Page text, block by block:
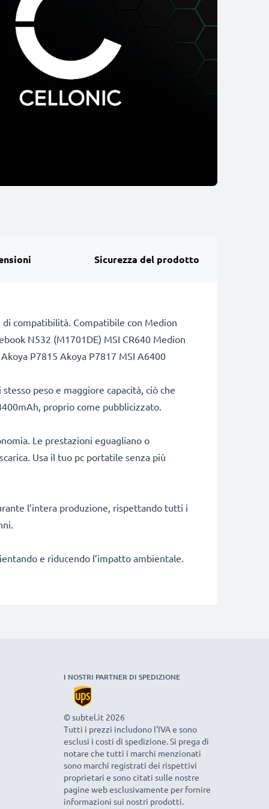
Sicurezza del prodotto
compatibilità. Compatibile con Medion
N532 (M1701DE) MSI CR640 Medion
P7815 Akoya P7817 MSI A6400
peso e maggiore capacità, ciò che
proprio come pubblicizzato.
Le prestazioni eguagliano o
Usa il tuo pc portatile senza più
l’intera produzione, rispettando tutti i
e riducendo l’impatto ambientale.
I NOSTRI PARTNER DI SPEDIZIONE
© subtel.it 2026
Tutti i prezzi includono l'IVA e sono
esclusi i costi di spedizione. Si prega di
notare che tutti i marchi menzionati
sono marchi registrati dei rispettivi
proprietari e sono citati sulle nostre
pagine web esclusivamente per fornire
informazioni sui nostri prodotti.